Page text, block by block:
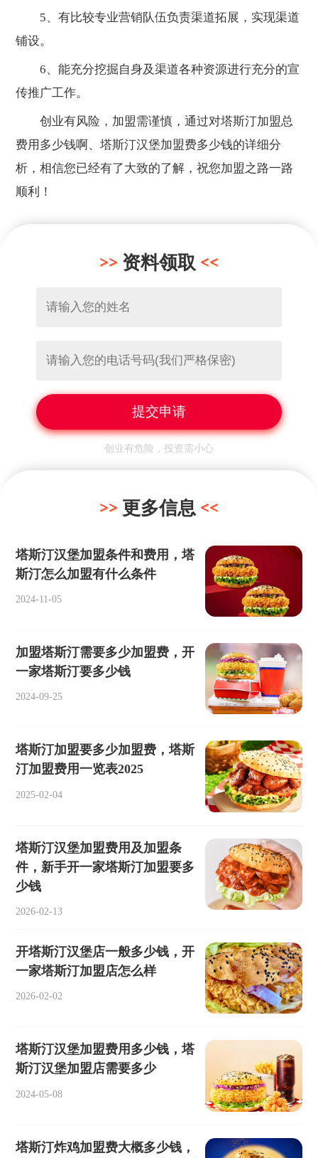
5、有比较专业营销队伍负责渠道拓展，实现渠道
铺设。
6、能充分挖掘自身及渠道各种资源进行充分的宣
传推广工作。
创业有风险，加盟需谨慎，通过对塔斯汀加盟总
费用多少钱啊、塔斯汀汉堡加盟费多少钱的详细分
析，相信您已经有了大致的了解，祝您加盟之路一路
顺利！
资料领取
创业有危险，投资需小心
更多信息
塔斯汀汉堡加盟条件和费用，塔
斯汀怎么加盟有什么条件
2024-11-05
加盟塔斯汀需要多少加盟费，开
一家塔斯汀要多少钱
2024-09-25
塔斯汀加盟要多少加盟费，塔斯
汀加盟费用一览表2025
2025-02-04
塔斯汀汉堡加盟费用及加盟条
件，新手开一家塔斯汀加盟要多
少钱
2026-02-13
开塔斯汀汉堡店一般多少钱，开
一家塔斯汀加盟店怎么样
2026-02-02
塔斯汀汉堡加盟费用多少钱，塔
斯汀汉堡加盟店需要多少
2024-05-08
塔斯汀炸鸡加盟费大概多少钱，